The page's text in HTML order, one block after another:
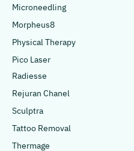
Microneedling
Morpheus8
Physical Therapy
Pico Laser
Radiesse
Rejuran Chanel
Sculptra
Tattoo Removal
Thermage